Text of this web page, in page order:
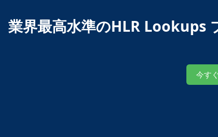
業界最高水準のHLR Lookups
今す